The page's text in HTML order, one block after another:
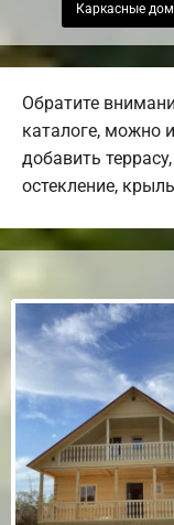
Каркасные
Обратите
каталоге, можно
добавить
остекление,